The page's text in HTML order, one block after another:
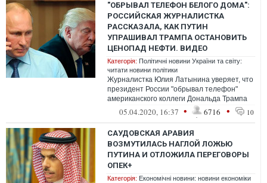
"ОБРЫВАЛ ТЕЛЕФОН БЕЛОГО ДОМА":
РОССИЙСКАЯ ЖУРНАЛИСТКА
РАССКАЗАЛА, КАК ПУТИН
УПРАШИВАЛ ТРАМПА ОСТАНОВИТЬ
ЦЕНОПАД НЕФТИ. ВИДЕО
Категорія: Політичні новини України та світу:
читати новини політики
Журналистка Юлия Латынина уверяет, что
президент России "обрывал телефон"
американского коллеги Дональда Трампа
и "униженно просил" остановить "нефтян...
05.04.2020, 16:37 • 6716 • 10
САУДОВСКАЯ АРАВИЯ
ВОЗМУТИЛАСЬ НАГЛОЙ ЛОЖЬЮ
ПУТИНА И ОТЛОЖИЛА ПЕРЕГОВОРЫ
ОПЕК+
Категорія: Економічні новини: новини економіки